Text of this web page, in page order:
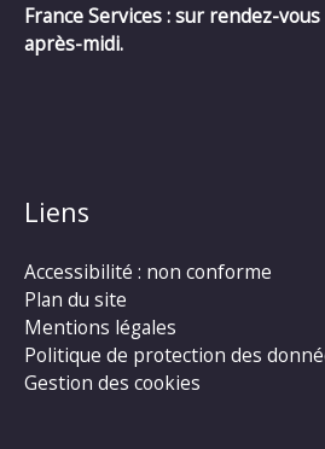
France Services : sur rendez-
après-midi.
Liens
Accessibilité : non conforme
Plan du site
Mentions légales
Politique de protection des
Gestion des cookies